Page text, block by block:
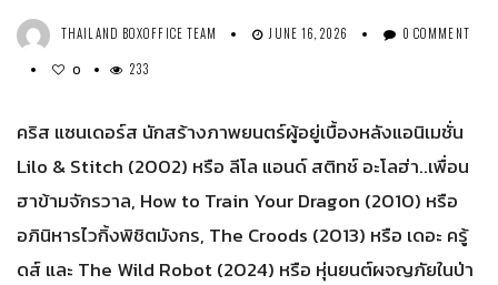
THAILAND BOXOFFICE TEAM JUNE 16, 2026 0 COMMENT
0 233
คริส แซนเดอร์ส นักสร้างภาพยนตร์ผู้อยู่เบื้องหลังแอนิเมชั่น
Lilo & Stitch (2002) หรือ ลีโล แอนด์ สติทช์ อะโลฮ่า..เพื่อน
ฮาข้ามจักรวาล, How to Train Your Dragon (2010) หรือ
อภินิหารไวกิ้งพิชิตมังกร, The Croods (2013) หรือ เดอะ ครู้
ดส์ และ The Wild Robot (2024) หรือ หุ่นยนต์ผจญภัยในป่า